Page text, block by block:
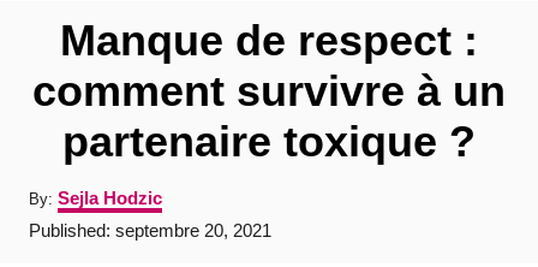
Manque de respect :
comment survivre à un
partenaire toxique ?
By: A
u
t
Sejla Hodzic
P
Published: septembre 20, 2021